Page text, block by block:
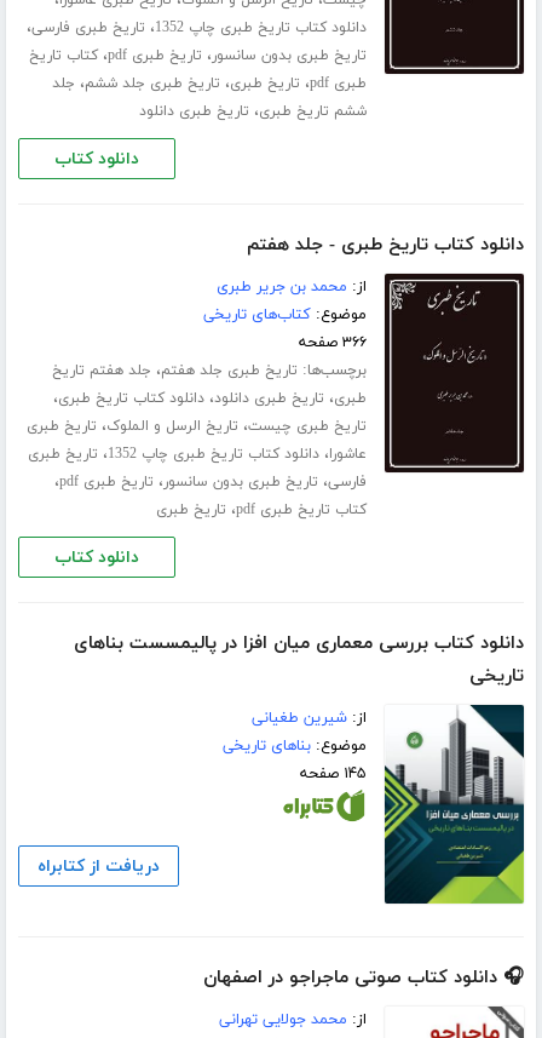
دانلود کتاب تاریخ طبری چاپ 1352 ، تاریخ طبری فارسی،
تاریخ طبری بدون سانسور، تاریخ طبری pdf ،کتاب تاریخ
طبری pdf
، تاریخ طبری، تاریخ طبری جلد ششم، جلد
ششم تاریخ طبری، تاریخ طبری دانلود
دانلود کتاب
دانلود کتاب تاریخ طبری - جلد هفتم
از: محمد بن جریر طبری
موضوع:کتاب‌های تاریخی
۳۶۶ صفحه
برچسب‌ها: تاریخ طبری جلد هفتم، جلد هفتم تاریخ
طبری، تاریخ طبری دانلود،دانلود کتاب تاریخ طبری،
تاریخ طبری چیست، تاریخ الرسل و الملوک، تاریخ طبری
عاشورا،دانلود کتاب تاریخ طبری چاپ 1352 ، تاریخ طبری
فارسی، تاریخ طبری بدون سانسور، تاریخ طبری pdf ،
کتاب تاریخ طبری pdf ، تاریخ طبری
دانلود کتاب
دانلود کتاب بررسی معماری میان افزا در پالیمسست بناهای
تاریخی
از:شیرین طغیانی
موضوع:بناهای تاریخی
۱۴۵ صفحه
دریافت از کتابراه
🎧 دانلود کتاب صوتی ماجراجو در اصفهان
از: محمد جولایی تهرانی